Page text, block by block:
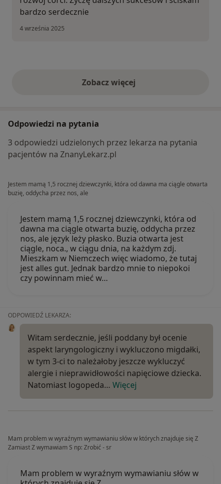
bardzo serdecznie
4 września 2025
Zobacz więcejopinie powyżej
Odpowiedzi na pytania
3 odpowiedzi udzielonych przez lekarza na pytania
pacjentów na ZnanyLekarz.pl
Jestem mamą 1,5 rocznej dziewczynki, która od dawna ma ciągle otwarta
buzię, oddycha przez nos, ale
Jestem mamą 1,5 rocznej dziewczynki, która od
dawna ma ciągle otwarta buzię, oddycha przez
nos, ale język leży płasko. Buzia otwarta jest
ciągle, noca., w ciągu dnia, na każdym zdj.
Mieszkam w Niemczech więc wiadomo, że tutaj
jest alles gut. Jednak bardzo mnie to niepokoi
czy powinnam mieć w…
ODPOWIEDŹ LEKARZA:
Witam serdecznie, jeśli poddany był ocenie
aspekt laryngologiczny i wykluczono migdałki,
w tym 3-ci to należałoby jeszcze wykluczyć
alergie i nieprawidłowości napięciowe dziecka.
Natomiast logopeda… Więcej
Mam problem w wyraźnym wymawianiu słów w których znajduje się Z
Zamiast Z wymawiam S np: Zrobić - sr
Mam problem w wyraźnym wymawianiu słów w